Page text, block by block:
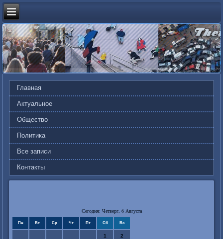
Главная
Актуальное
Общество
Политика
Все записи
Контакты
Сегодня: Четверг, 6 Августа
Пн Вт Ср Чт Пт Сб Вс
1 2